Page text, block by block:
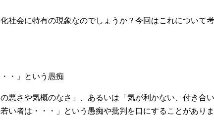
社会に特有の現象なのでしょうか？今回はこれについて
・」という愚痴
悪さや気概のなさ」、あるいは「気が利かない、付き合
い者は・・・」という愚痴や批判を口にすることがありま